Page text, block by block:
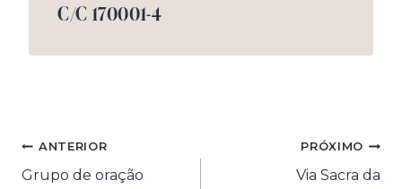
C/C 170001-4
Navegação
ANTERIOR
Grupo de oração
PRÓXIMO
Via Sacra da